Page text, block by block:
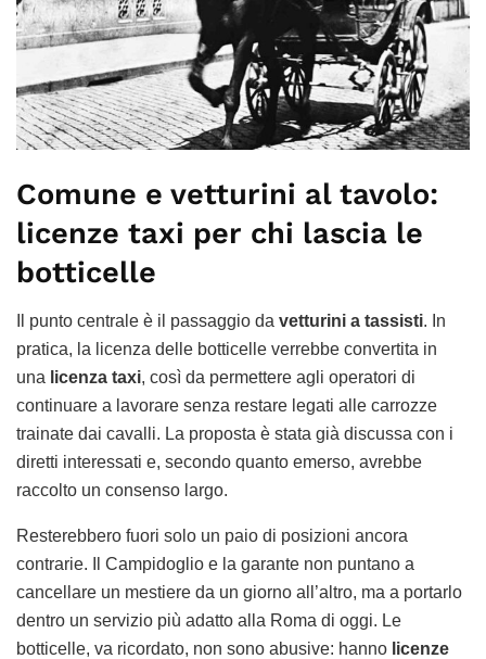
Comune e vetturini al tavolo:
licenze taxi per chi lascia le
botticelle
Il punto centrale è il passaggio da vetturini a tassisti. In
pratica, la licenza delle botticelle verrebbe convertita in
una licenza taxi, così da permettere agli operatori di
continuare a lavorare senza restare legati alle carrozze
trainate dai cavalli. La proposta è stata già discussa con i
diretti interessati e, secondo quanto emerso, avrebbe
raccolto un consenso largo.
Resterebbero fuori solo un paio di posizioni ancora
contrarie. Il Campidoglio e la garante non puntano a
cancellare un mestiere da un giorno all’altro, ma a portarlo
dentro un servizio più adatto alla Roma di oggi. Le
botticelle, va ricordato, non sono abusive: hanno licenze